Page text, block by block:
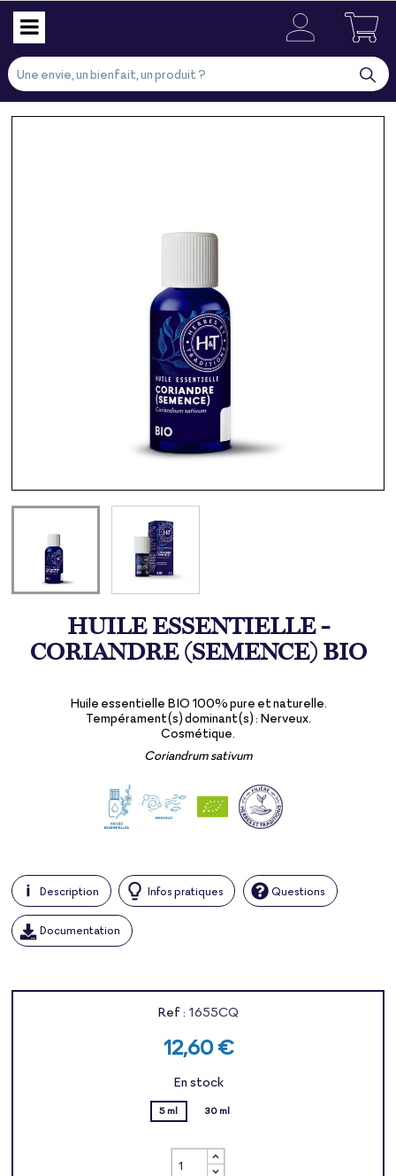
HUILE ESSENTIELLE -
CORIANDRE (SEMENCE) BIO
Huile essentielle BIO 100% pure et naturelle.
Tempérament(s) dominant(s) : Nerveux.
Cosmétique.
Coriandrum sativum
Description Infos pratiques Questions
Documentation
Ref : 1655CQ
12,60 €
En stock
5 ml 30 ml